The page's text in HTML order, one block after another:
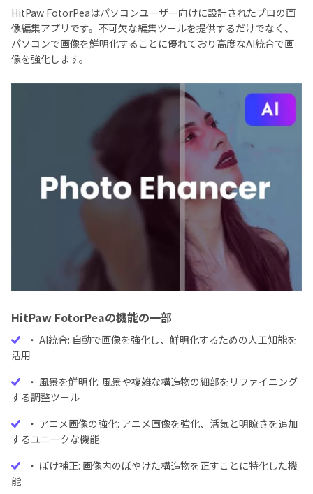
HitPaw FotorPeaはパソコンユーザー向けに設計されたプロの画
像編集アプリです。不可欠な編集ツールを提供するだけでなく、
パソコンで画像を鮮明化することに優れており高度なAI統合で画
像を強化します。
HitPaw FotorPeaの機能の一部
・ AI統合: 自動で画像を強化し、鮮明化するための人工知能を
活用
・ 風景を鮮明化: 風景や複雑な構造物の細部をリファイニング
する調整ツール
・ アニメ画像の強化: アニメ画像を強化、活気と明瞭さを追加
するユニークな機能
・ ぼけ補正: 画像内のぼやけた構造物を正すことに特化した機
能